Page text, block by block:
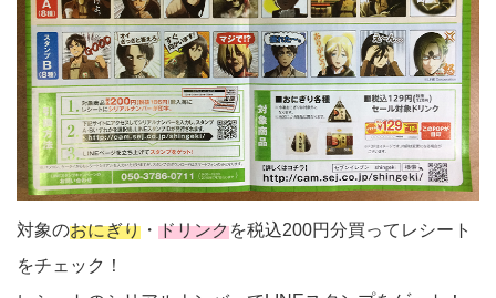
対象のおにぎり ・ ドリンクを税込200円分買ってレシート
をチェック！